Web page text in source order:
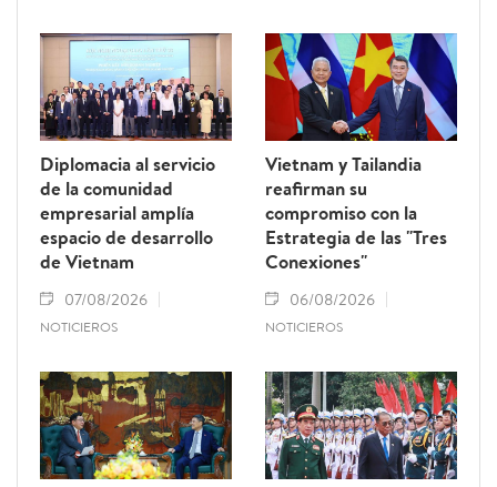
Diplomacia al servicio
de la comunidad
empresarial amplía
espacio de desarrollo
de Vietnam
07/08/2026
NOTICIEROS
Vietnam y Tailandia
reafirman su
compromiso con la
Estrategia de las "Tres
Conexiones"
06/08/2026
NOTICIEROS